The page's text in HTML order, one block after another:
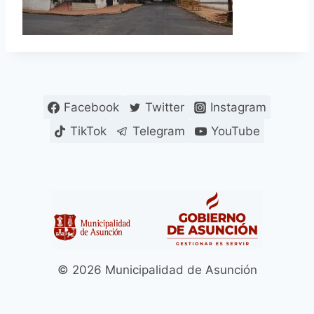
Facebook Twitter
Instagram
TikTok
Telegram YouTube
© 2026 Municipalidad de Asunción